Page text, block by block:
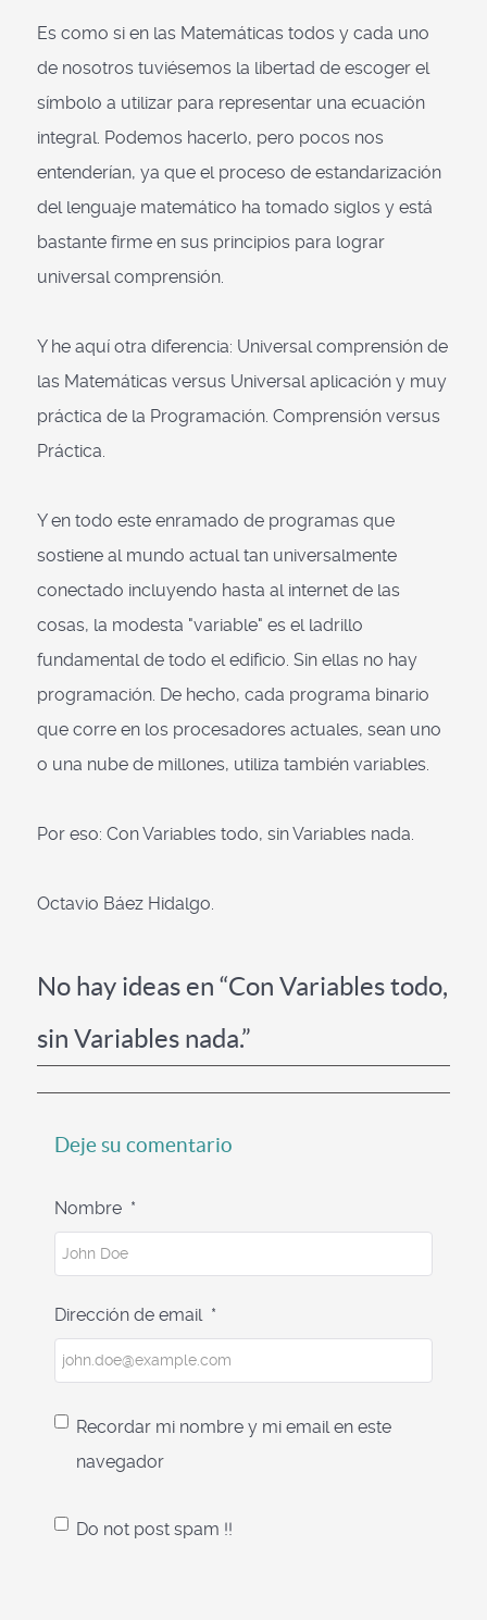
Es como si en las Matemáticas todos y cada uno
de nosotros tuviésemos la libertad de escoger el
símbolo a utilizar para representar una ecuación
integral. Podemos hacerlo, pero pocos nos
entenderían, ya que el proceso de estandarización
del lenguaje matemático ha tomado siglos y está
bastante firme en sus principios para lograr
universal comprensión.
Y he aquí otra diferencia: Universal comprensión de
las Matemáticas versus Universal aplicación y muy
práctica de la Programación. Comprensión versus
Práctica.
Y en todo este enramado de programas que
sostiene al mundo actual tan universalmente
conectado incluyendo hasta al internet de las
cosas, la modesta "variable" es el ladrillo
fundamental de todo el edificio. Sin ellas no hay
programación. De hecho, cada programa binario
que corre en los procesadores actuales, sean uno
o una nube de millones, utiliza también variables.
Por eso: Con Variables todo, sin Variables nada.
Octavio Báez Hidalgo.
No hay ideas en “Con Variables todo,
sin Variables nada.”
Deje su comentario
Nombre *
Dirección de email *
Recordar mi nombre y mi email en este
navegador
Do not post spam !!